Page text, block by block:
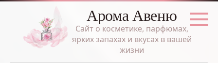
Перейти
Арома Авеню
Сайт о косметике, парфюмах,
ярких запахах и вкусах в вашей
жизни